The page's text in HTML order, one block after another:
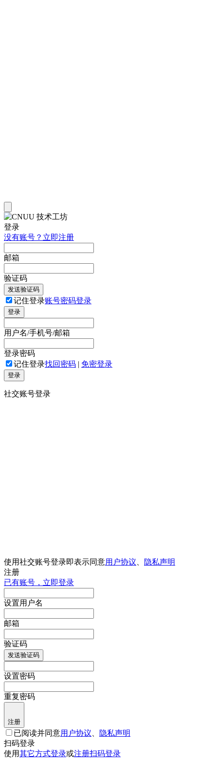
登录
没有账号？立即注册
邮箱
验证码
发送验证码
记住登录账号密码登录
登录
用户名/手机号/邮箱
登录密码
记住登录找回密码 | 免密登录
登录
社交账号登录
使用社交账号登录即表示同意用户协议
隐私声明
注册
已有账号，立即登录
设置用户名
邮箱
验证码
发送验证码
设置密码
重复密码
注册
已阅读并同意用户协议
隐私声明
扫码登录
使用其它方式登录或注册扫码登录